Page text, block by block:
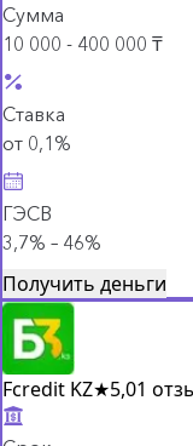
Сумма
10 000 - 400 000 ₸
Ставка
от 0,1%
ГЭСВ
3,7% – 46%
Получить деньги
Fcredit KZ★5,01